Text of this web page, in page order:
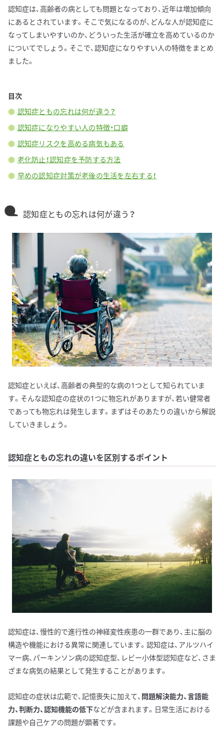
認知症は、高齢者の病としても問題となっており、近年は増加傾向
にあるとされています。そこで気になるのが、どんな人が認知症に
なってしまいやすいのか、どういった生活が確立を高めているのか
についてでしょう。そこで、認知症になりやすい人の特徴をまとめ
ました。
目次
認知症ともの忘れは何が違う？
認知症になりやすい人の特徴・口癖
認知症リスクを高める病気もある
老化防止！認知症を予防する方法
早めの認知症対策が老後の生活を左右する！
認知症ともの忘れは何が違う？
認知症といえば、高齢者の典型的な病の1つとして知られていま
す。そんな認知症の症状の1つに物忘れがありますが、若い健常者
であっても物忘れは発生します。まずはそのあたりの違いから解説
していきましょう。
認知症ともの忘れの違いを区別するポイント
認知症は、慢性的で進行性の神経変性疾患の一群であり、主に脳の
構造や機能における異常に関連しています。認知症は、アルツハイ
マー病、パーキンソン病の認知症型、レビー小体型認知症など、さま
ざまな病気の結果として発生することがあります。
認知症の症状は広範で、記憶喪失に加えて、 問題解決能力、言語能
力、判断力、認知機能の低下などが含まれます。日常生活における
課題や自己ケアの問題が顕著です。